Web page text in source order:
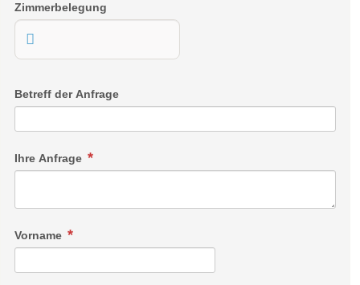
Zimmerbelegung
Betreff der Anfrage
Ihre Anfrage
Vorname